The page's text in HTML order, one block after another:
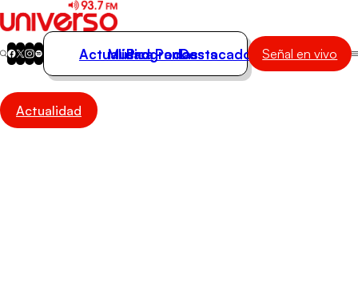
Actualidad
Música
Actualidad
Música
Programas
Podcasts
Destacados Señal en vivo
Actualidad